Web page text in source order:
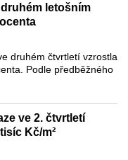
letošním
druhém čtvrtletí vzrostla
Podle předběžného
ve 2. čtvrtletí
Kč/m²